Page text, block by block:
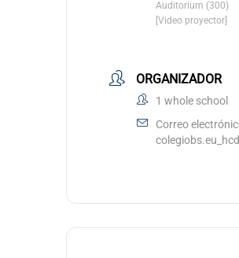
Auditorium (300)
[Video proyector]
ORGANIZADOR
1 whole school
Correo